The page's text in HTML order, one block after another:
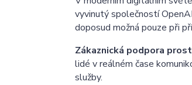
vyvinutý společností
doposud možná pouze při
Zákaznická podpora
lidé v reálném čase
služby.